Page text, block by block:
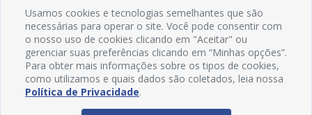
Usamos cookies e tecnologias semelhantes que são
necessárias para operar o site. Você pode consentir com
o nosso uso de cookies clicando em "Aceitar" ou
gerenciar suas preferências clicando em “Minhas opções”.
Para obter mais informações sobre os tipos de cookies,
como utilizamos e quais dados são coletados, leia nossa
Política de Privacidade.